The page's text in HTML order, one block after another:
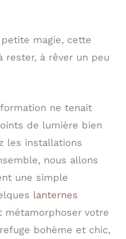
magie, cette
rester, à rêver un peu
ne tenait
de lumière bien
les installations
nous allons
une simple
lanternes
métamorphoser votre
bohème et chic,